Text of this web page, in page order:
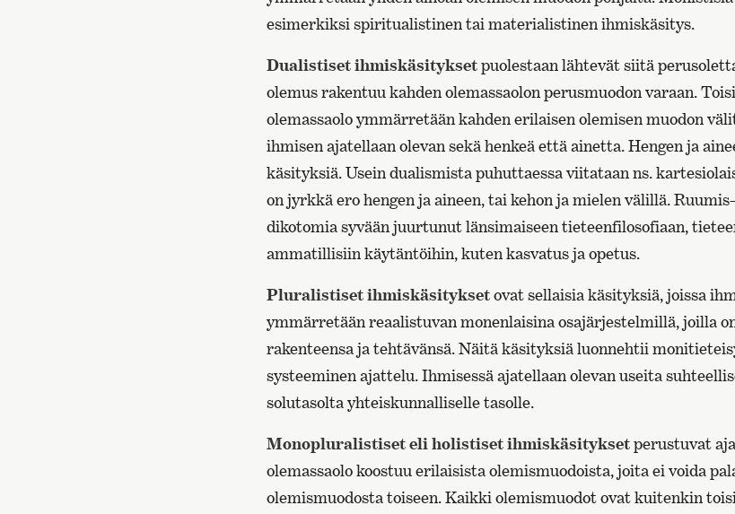
esimerkiksi spiritualistinen tai materialistinen ihmiskäsitys.
Dualistiset ihmiskäsityksetpuolestaan lähtevät siitä
olemus rakentuu kahden olemassaolon perusmuodon varaan.
olemassaolo ymmärretään kahden erilaisen olemisen muodon
ihmisen ajatellaan olevan sekä henkeä että ainetta. Hengen ja
käsityksiä. Usein dualismista puhuttaessa viitataan ns.
on jyrkkä ero hengen ja aineen, tai kehon ja mielen välillä.
dikotomia syvään juurtunut länsimaiseen tieteenfilosofiaan,
ammatillisiin käytäntöihin, kuten kasvatus ja opetus.
Pluralistiset ihmiskäsityksetovat sellaisia käsityksiä, joissa
ymmärretään reaalistuvan monenlaisina osajärjestelmillä, joilla
rakenteensa ja tehtävänsä. Näitä käsityksiä luonnehtii
systeeminen ajattelu. Ihmisessä ajatellaan olevan useita
solutasolta yhteiskunnalliselle tasolle.
Monopluralistiset eli holistiset ihmiskäsityksetperustuvat
olemassaolo koostuu erilaisista olemismuodoista, joita ei voida
olemismuodosta toiseen. Kaikki olemismuodot ovat kuitenkin